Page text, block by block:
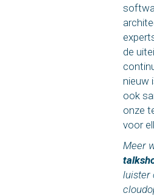
de
nieuw
ook
onze
voor
Meer
luister